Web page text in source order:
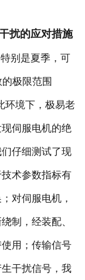
扰的应对措施
别是夏季，可
极限范围
环境下，极易老
伺服电机的绝
仔细测试了现
术参数指标有
对伺服电机，
制，经装配、
用；传输信号
干扰信号，我